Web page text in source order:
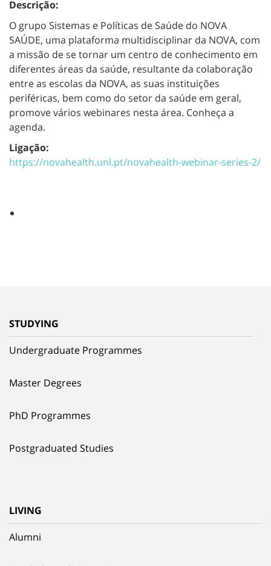
Descrição:
O grupo Sistemas e Políticas de Saúde do NOVA
SAÚDE, uma plataforma multidisciplinar da NOVA, com
a missão de se tornar um centro de conhecimento em
diferentes áreas da saúde, resultante da colaboração
entre as escolas da NOVA, as suas instituições
periféricas, bem como do setor da saúde em geral,
promove vários webinares nesta área. Conheça a
agenda.
Ligação:
https://novahealth.unl.pt/novahealth-webinar-series-2/
STUDYING
Undergraduate Programmes
Master Degrees
PhD Programmes
Postgraduated Studies
LIVING
Alumni